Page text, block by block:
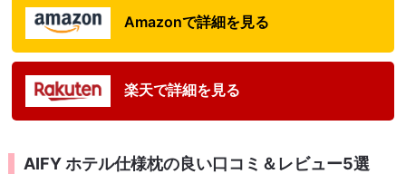
Amazonで詳細を見る
楽天で詳細を見る
AIFY ホテル仕様枕の良い口コミ＆レビュー5選